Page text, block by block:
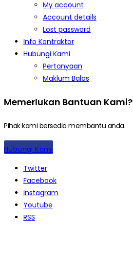
My account
Account details
Lost password
Info Kontraktor
Hubungi Kami
Pertanyaan
Maklum Balas
Memerlukan Bantuan Kami?
Pihak kami bersedia membantu anda.
Hubungi Kami
Twitter
Facebook
Instagram
Youtube
RSS